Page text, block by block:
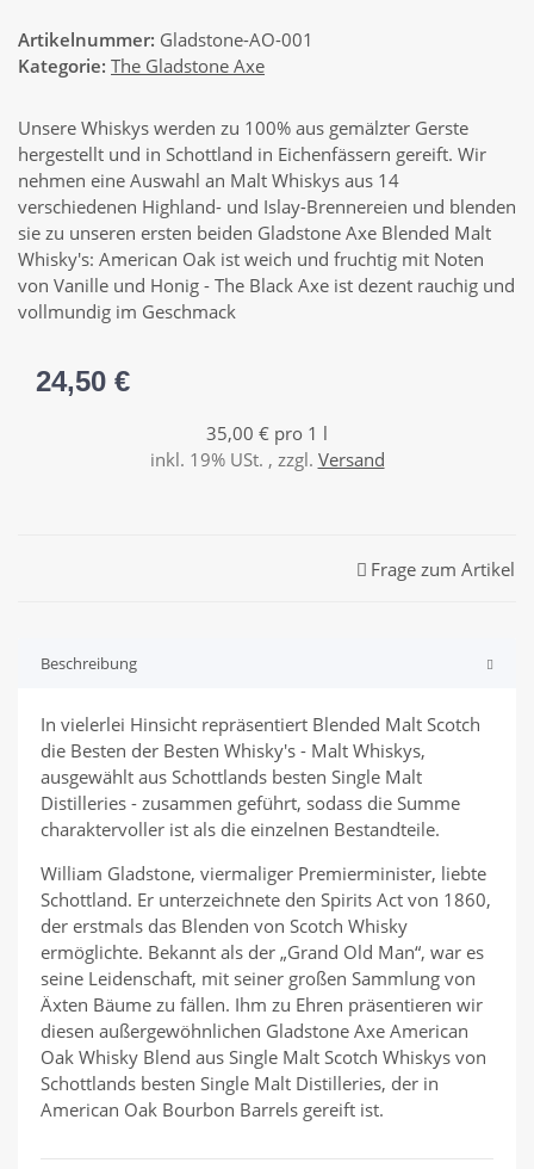
Artikelnummer: Gladstone-AO-001
Kategorie: The Gladstone Axe
Unsere Whiskys werden zu 100% aus gemälzter Gerste
hergestellt und in Schottland in Eichenfässern gereift. Wir
nehmen eine Auswahl an Malt Whiskys aus 14
verschiedenen Highland- und Islay-Brennereien und blenden
sie zu unseren ersten beiden Gladstone Axe Blended Malt
Whisky's: American Oak ist weich und fruchtig mit Noten
von Vanille und Honig - The Black Axe ist dezent rauchig und
vollmundig im Geschmack
24,50 €
35,00 € pro 1 l
inkl. 19% USt. , zzgl. Versand
Frage zum Artikel
Beschreibung
In vielerlei Hinsicht repräsentiert Blended Malt Scotch
die Besten der Besten Whisky's - Malt Whiskys,
ausgewählt aus Schottlands besten Single Malt
Distilleries - zusammen geführt, sodass die Summe
charaktervoller ist als die einzelnen Bestandteile.
William Gladstone, viermaliger Premierminister, liebte
Schottland. Er unterzeichnete den Spirits Act von 1860,
der erstmals das Blenden von Scotch Whisky
ermöglichte. Bekannt als der „Grand Old Man“, war es
seine Leidenschaft, mit seiner großen Sammlung von
Äxten Bäume zu fällen. Ihm zu Ehren präsentieren wir
diesen außergewöhnlichen Gladstone Axe American
Oak Whisky Blend aus Single Malt Scotch Whiskys von
Schottlands besten Single Malt Distilleries, der in
American Oak Bourbon Barrels gereift ist.